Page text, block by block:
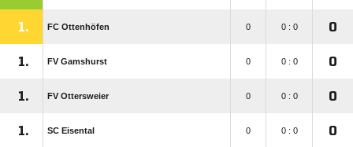
1. FC Ottenhöfen 0 0 : 0 0
1. FV Gamshurst 0 0 : 0 0
1. FV Ottersweier 0 0 : 0 0
1. SC Eisental 0 0 : 0 0